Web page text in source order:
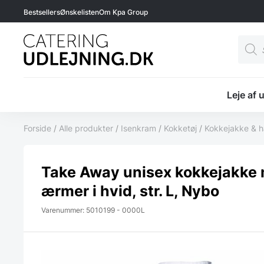
BestsellersØnskelistenOm Kpa Group
Leje af
Forside / Alle produkter / Isenkram / Kokketøj / Kokkejakke &
Take Away unisex kokkejakke
ærmer i hvid, str. L, Nybo
Varenummer: 5010199 - 0000L